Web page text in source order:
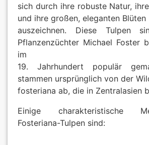
sich durch ihre robuste Natur,
und ihre großen, eleganten Blüten
auszeichnen. Diese Tulpen
Pflanzenzüchter Michael Foster
im
19. Jahrhundert populär
stammen ursprünglich von der
fosteriana ab, die in Zentralasien
Einige charakteristische
Fosteriana-Tulpen sind: